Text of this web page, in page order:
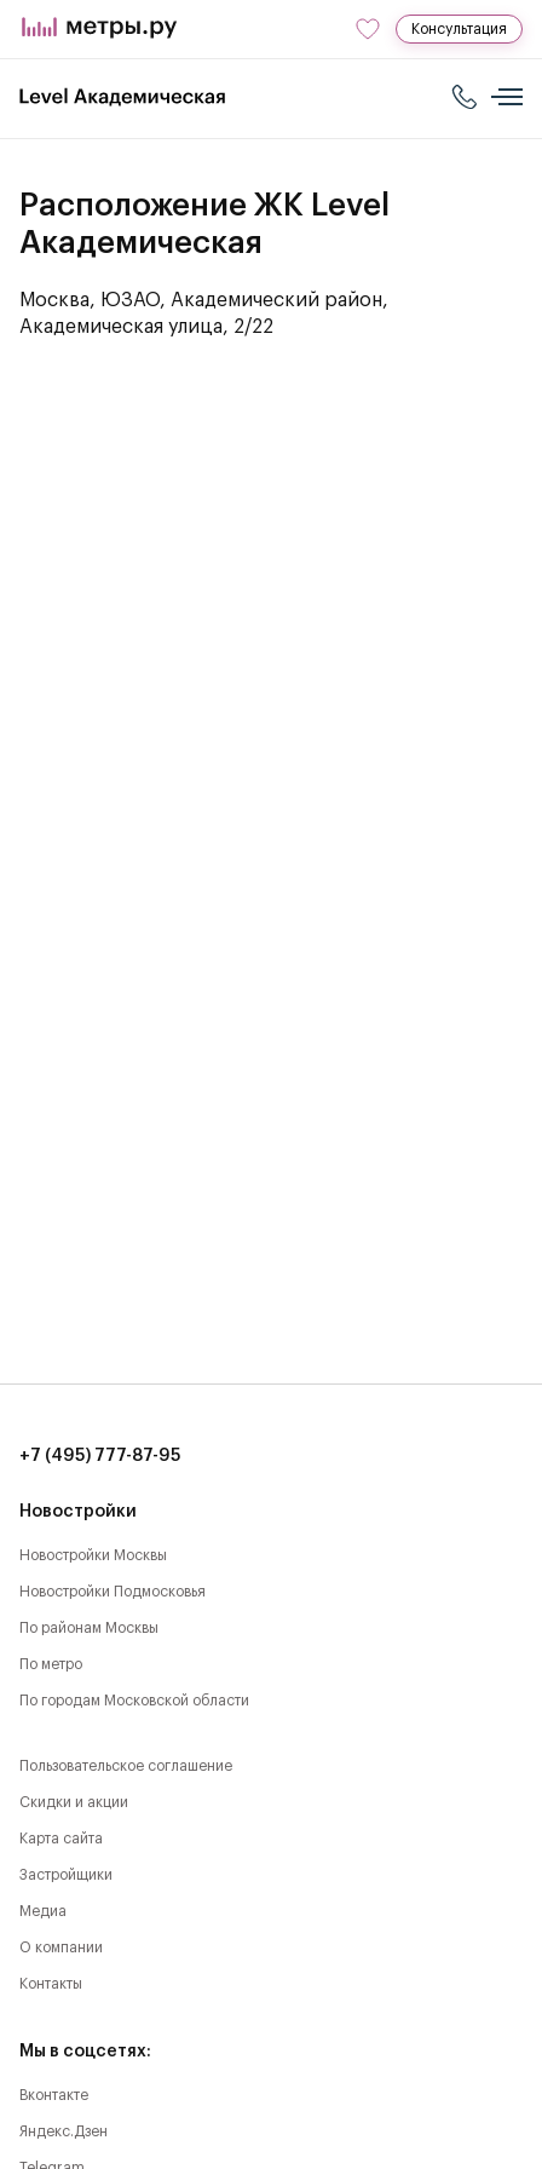
Консультация
Расположение ЖК Level
Академическая
Москва, ЮЗАО, Академический район,
Академическая улица, 2/22
Новостройки
Новостройки Москвы
Новостройки Подмосковья
По районам Москвы
По метро
По городам Московской области
+7 (495) 777-87-95
Пользовательское соглашение
Скидки и акции
Карта сайта
Застройщики
Медиа
О компании
Контакты
Мы в соцсетях:
Вконтакте
Яндекс.Дзен